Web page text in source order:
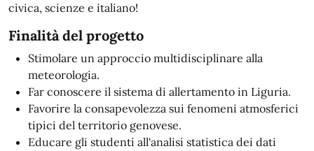
civica, scienze e italiano!
Finalità del progetto
Stimolare un approccio multidisciplinare alla
meteorologia.
Far conoscere il sistema di allertamento in Liguria.
Favorire la consapevolezza sui fenomeni atmosferici
tipici del territorio genovese.
Educare gli studenti all'analisi statistica dei dati